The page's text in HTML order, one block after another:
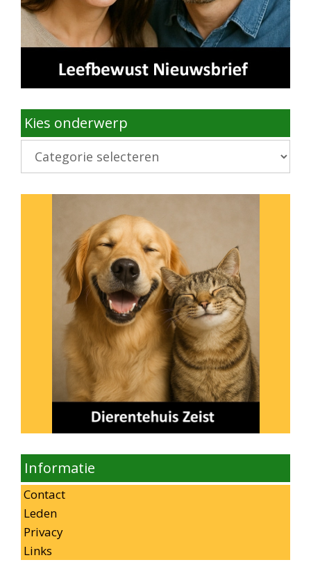
Kies onderwerp
Kies
onderwerp
Informatie
Contact
Leden
Privacy
Links